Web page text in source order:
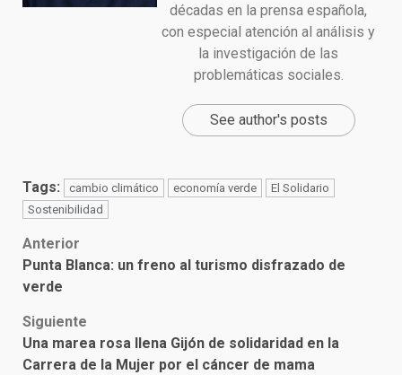
décadas en la prensa española,
con especial atención al análisis y
la investigación de las
problemáticas sociales.
See author's posts
Tags: cambio climático economía verde
El Solidario
Sostenibilidad
Post
navigation
Anterior
Punta Blanca: un freno al turismo disfrazado de
verde
Siguiente
Una marea rosa llena Gijón de solidaridad en la
Carrera de la Mujer por el cáncer de mama